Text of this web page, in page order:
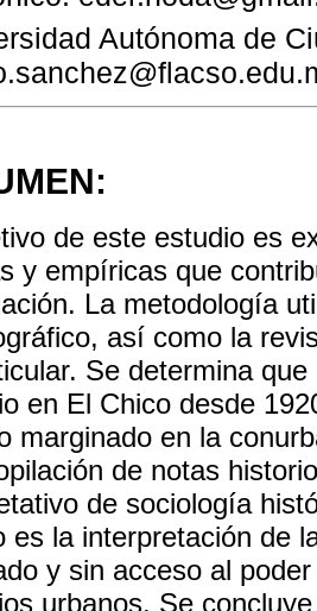
Autónoma de
de este estudio es
y empíricas que
La metodología
así como la
Se determina
en El Chico desde
marginado en la
de notas
de sociología
es la interpretación de
y sin acceso al
urbanos. Se